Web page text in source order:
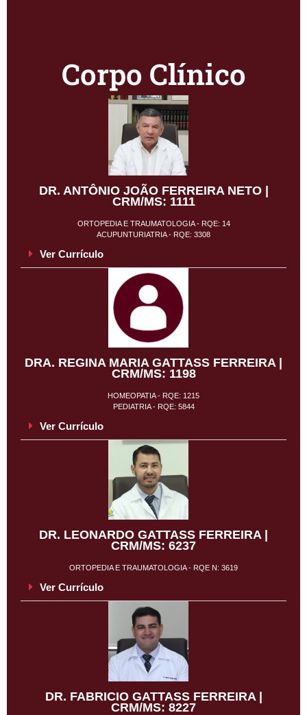
Corpo Clínico
DR. ANTÔNIO JOÃO FERREIRA NETO |
CRM/MS: 1111
ORTOPEDIA E TRAUMATOLOGIA - RQE: 14
ACUPUNTURIATRIA - RQE: 3308
Ver Currículo
DRA. REGINA MARIA GATTASS FERREIRA |
CRM/MS: 1198
HOMEOPATIA - RQE: 1215
PEDIATRIA - RQE: 5844
Ver Currículo
DR. LEONARDO GATTASS FERREIRA |
CRM/MS: 6237
ORTOPEDIA E TRAUMATOLOGIA - RQE N: 3619
Ver Currículo
DR. FABRICIO GATTASS FERREIRA |
CRM/MS: 8227